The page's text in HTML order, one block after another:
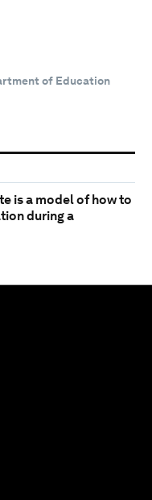
of Education
is a model of how to
during a